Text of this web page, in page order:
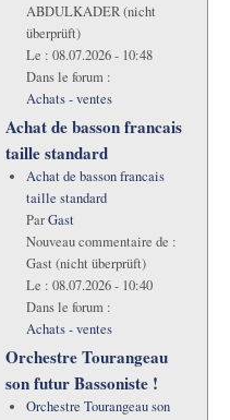
ABDULKADER (nicht
überprüft)
Le : 08.07.2026 - 10:48
Dans le forum :
Achats - ventes
Achat de basson francais
taille standard
Achat de basson francais
taille standard
ParGast
Nouveau commentaire de :
Gast (nicht überprüft)
Le : 08.07.2026 - 10:40
Dans le forum :
Achats - ventes
Orchestre Tourangeau
son futur Bassoniste !
Orchestre Tourangeau son